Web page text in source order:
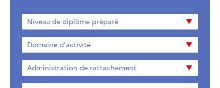
Niveau
de
diplome
préparé
Niveau de diplôme préparé
Domaine d'activité
Administration de rattachement